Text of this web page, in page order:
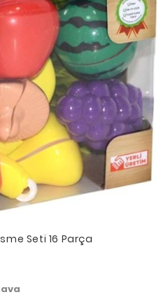
Seti 16 Parça